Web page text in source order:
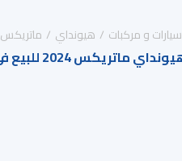
سيارات و مركبات هيونداي ماتريكس
2024 للبيع في السعودية